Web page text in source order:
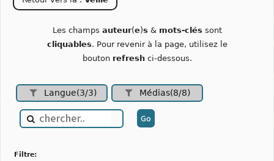
Les champs auteur(e)s & mots-clés sont
cliquables. Pour revenir à la page, utilisez le
bouton refreshci-dessous.
Langue(3/3) Médias(8/8)
filtre: